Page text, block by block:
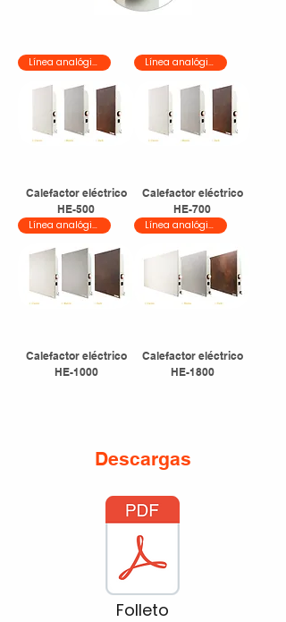
Línea analógica
Calefactor eléctrico
HE-500
Línea analógica
Calefactor eléctrico
HE-700
Línea analógica
Calefactor eléctrico
HE-1000
Línea analógica
Calefactor eléctrico
HE-1800
Descargas
Folleto